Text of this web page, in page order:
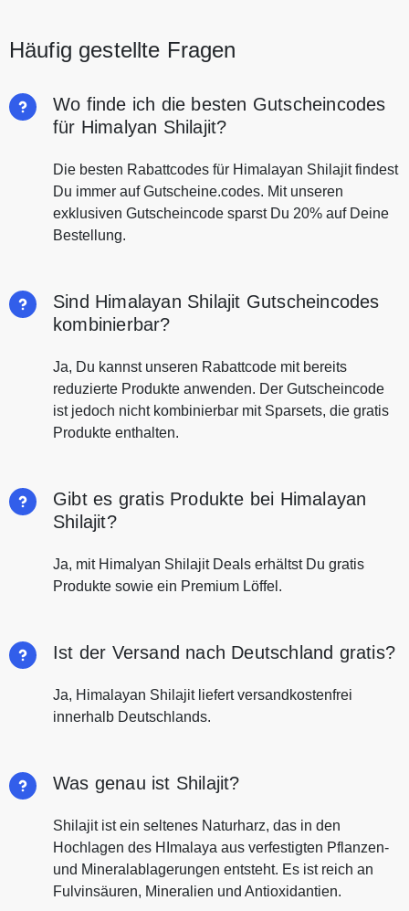
Häufig gestellte Fragen
Wo finde ich die besten Gutscheincodes
für Himalyan Shilajit?
Die besten Rabattcodes für Himalayan Shilajit findest
Du immer auf Gutscheine.codes. Mit unseren
exklusiven Gutscheincode sparst Du 20% auf Deine
Bestellung.
Sind Himalayan Shilajit Gutscheincodes
kombinierbar?
Ja, Du kannst unseren Rabattcode mit bereits
reduzierte Produkte anwenden. Der Gutscheincode
ist jedoch nicht kombinierbar mit Sparsets, die gratis
Produkte enthalten.
Gibt es gratis Produkte bei Himalayan
Shilajit?
Ja, mit Himalyan Shilajit Deals erhältst Du gratis
Produkte sowie ein Premium Löffel.
Ist der Versand nach Deutschland gratis?
Ja, Himalayan Shilajit liefert versandkostenfrei
innerhalb Deutschlands.
Was genau ist Shilajit?
Shilajit ist ein seltenes Naturharz, das in den
Hochlagen des HImalaya aus verfestigten Pflanzen-
und Mineralablagerungen entsteht. Es ist reich an
Fulvinsäuren, Mineralien und Antioxidantien.